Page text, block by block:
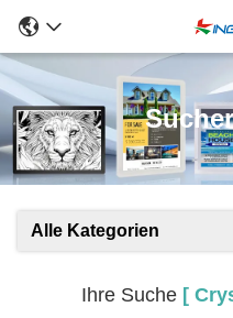
Alle Kategorien
Ihre Suche [